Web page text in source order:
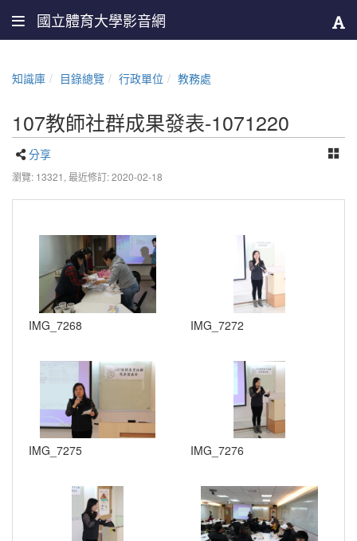
國立體育大學影音網
知識庫 目錄總覽 行政單位 教務處
107教師社群成果發表-1071220
分享
瀏覽: 13321, 最近修訂: 2020-02-18
IMG_7268 IMG_7272
IMG_7275 IMG_7276